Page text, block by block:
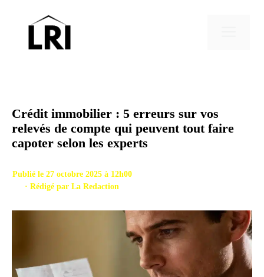
Crédit immobilier : 5 erreurs sur vos
relevés de compte qui peuvent tout faire
capoter selon les experts
Publié le 27 octobre 2025 à 12h00
· Rédigé par La Redaction